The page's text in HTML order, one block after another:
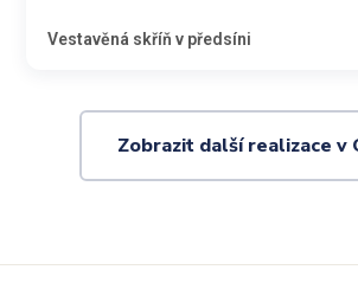
Vestavěná skříň v předsíni
Zobrazit další realizace v